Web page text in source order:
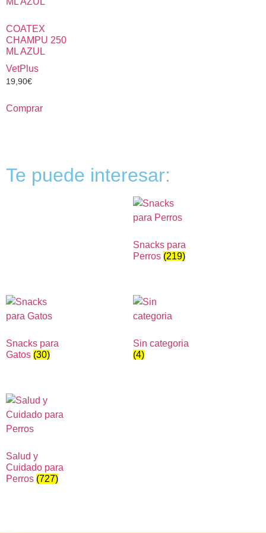
COATEX
CHAMPU 250
ML AZUL
VetPlus
19,90€
Comprar
Te puede interesar:
Snacks para
Perros (219)
Snacks para
Gatos (30)
Sin categoria
(4)
Salud y
Cuidado para
Perros (727)